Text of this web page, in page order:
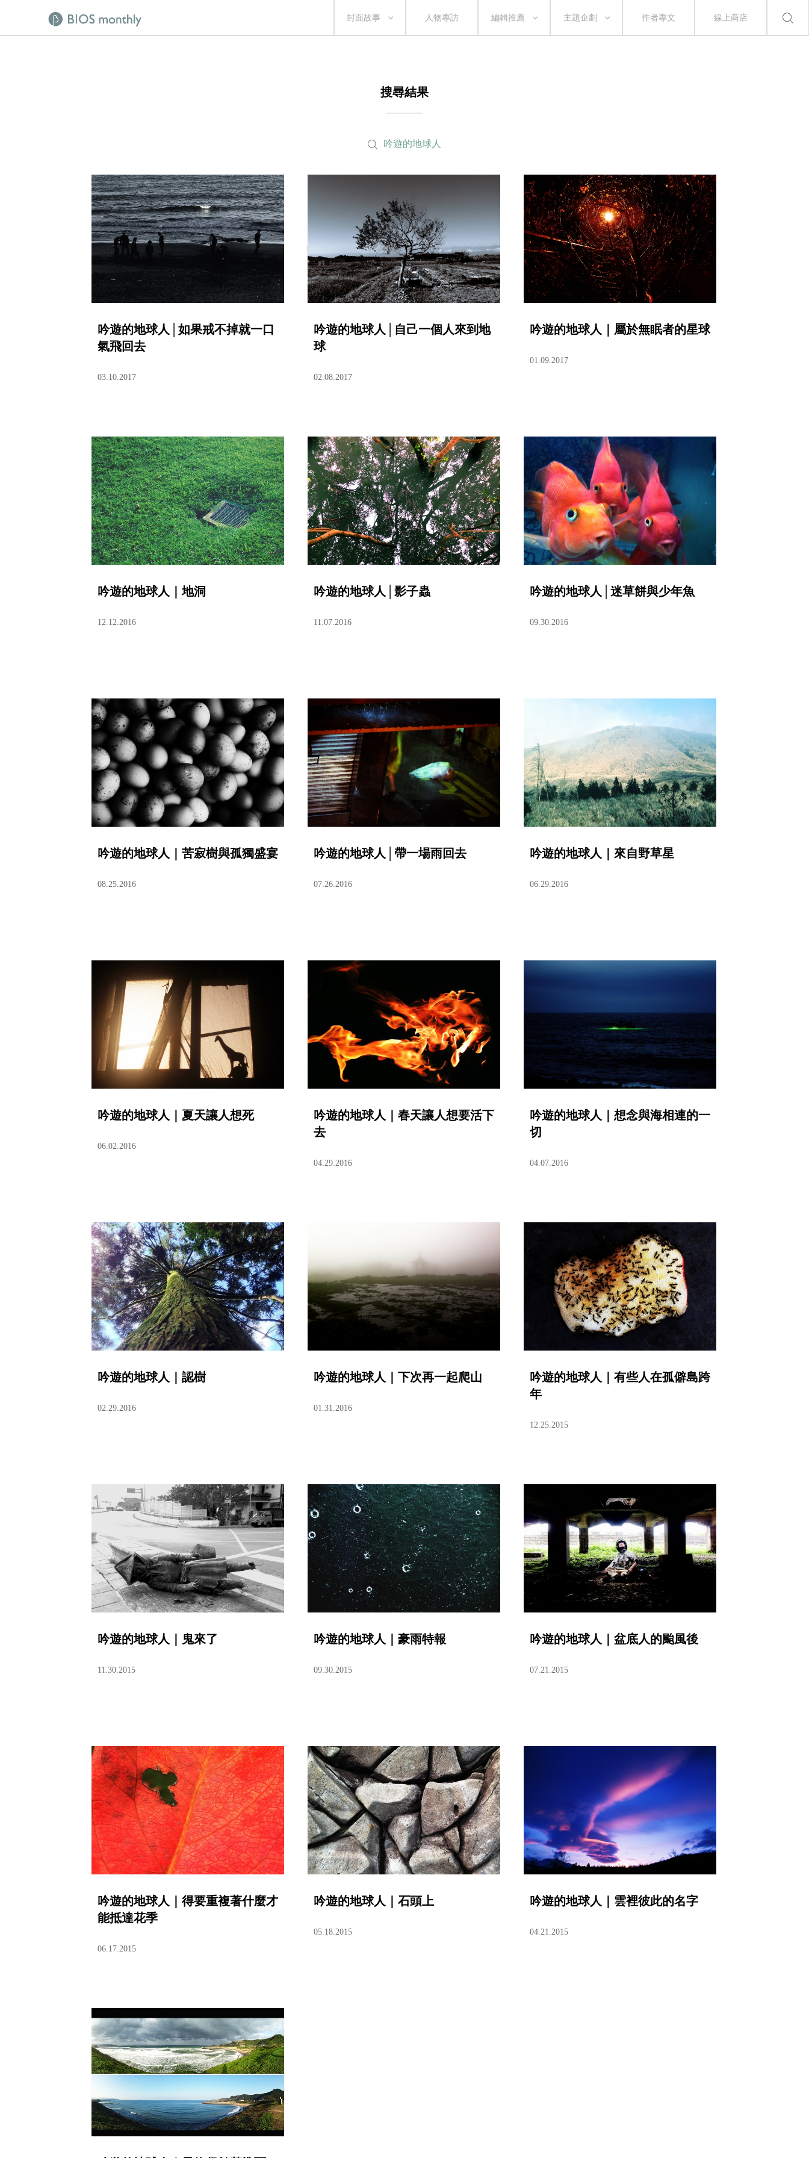
封面故事 人物專訪 編輯推薦 主題企劃 作者專文 線上商店
搜尋結果
吟遊的地球人
吟遊的地球人│如果戒不掉就一口
氣飛回去
03.10.2017
吟遊的地球人│自己一個人來到地
球
02.08.2017
吟遊的地球人｜屬於無眠者的星球
01.09.2017
吟遊的地球人｜地洞
12.12.2016
吟遊的地球人│影子蟲
11.07.2016
吟遊的地球人│迷草餅與少年魚
09.30.2016
吟遊的地球人｜苦寂樹與孤獨盛宴
08.25.2016
吟遊的地球人│帶一場雨回去
07.26.2016
吟遊的地球人｜來自野草星
06.29.2016
吟遊的地球人｜夏天讓人想死
06.02.2016
吟遊的地球人｜春天讓人想要活下
去
04.29.2016
吟遊的地球人｜想念與海相連的一
切
04.07.2016
吟遊的地球人｜認樹
02.29.2016
吟遊的地球人｜下次再一起爬山
01.31.2016
吟遊的地球人｜有些人在孤僻島跨
年
12.25.2015
吟遊的地球人｜鬼來了
11.30.2015
吟遊的地球人｜豪雨特報
09.30.2015
吟遊的地球人｜盆底人的颱風後
07.21.2015
吟遊的地球人｜得要重複著什麼才
能抵達花季
06.17.2015
吟遊的地球人｜石頭上
05.18.2015
吟遊的地球人｜雲裡彼此的名字
04.21.2015